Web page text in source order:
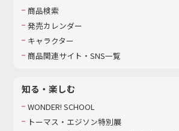
商品検索
発売カレンダー
キャラクター
商品関連サイト・SNS一覧
知る・楽しむ
WONDER! SCHOOL
トーマス・エジソン特別展